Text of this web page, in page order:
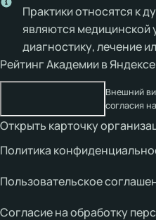
Практики относятся к
являются медицинской
диагностику, лечение
Рейтинг Академии в Яндексе
Внешний
согласия
Открыть карточку
Политика
Пользовательское
Согласие на обработку